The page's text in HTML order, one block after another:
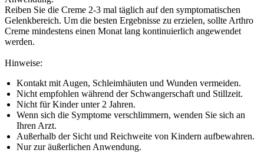
Reiben Sie die Creme 2-3 mal täglich auf den symptomatischen
Gelenkbereich. Um die besten Ergebnisse zu erzielen, sollte Arthro
Creme mindestens einen Monat lang kontinuierlich angewendet
werden.
Hinweise:
Kontakt mit Augen, Schleimhäuten und Wunden vermeiden.
Nicht empfohlen während der Schwangerschaft und Stillzeit.
Nicht für Kinder unter 2 Jahren.
Wenn sich die Symptome verschlimmern, wenden Sie sich an
Ihren Arzt.
Außerhalb der Sicht und Reichweite von Kindern aufbewahren.
Nur zur äußerlichen Anwendung.